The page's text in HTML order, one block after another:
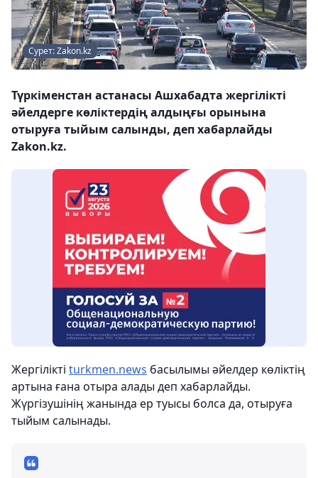
Сурет: Zakon.kz
Түркіменстан астанасы Ашхабадта жергілікті
әйелдерге көліктердің алдыңғы орынына
отыруға тыйым салынды, деп хабарлайды
Zakon.kz.
Жергілікті turkmen.news басылымы әйелдер көліктің
артына ғана отыра алады деп хабарлайды.
Жүргізушінің жанында ер туысы болса да, отыруға
тыйым салынады.